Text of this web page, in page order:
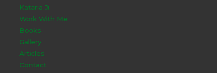
Kataria Ji
Work With Me
Books
Gallery
Articles
Contact